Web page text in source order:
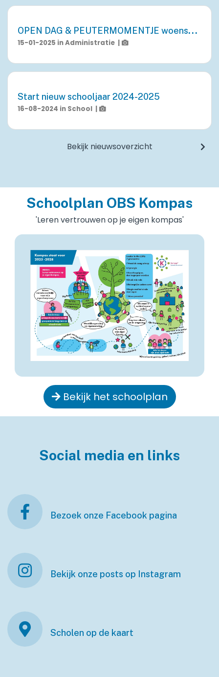
O
PEN DAG & PEUTERMOMENTJE woensdag
15-01-2025 inAdministratie |
Start nieuw schooljaar 2024-2025
16-08-2024 in School |
Bekijk nieuwsoverzicht
Schoolplan OBS Kompas
'Leren vertrouwen op je eigen kompas'
Bekijk het schoolplan
Social media en links
Bezoek onze Facebook pagina
Bekijk onze posts op Instagram
Scholen op de kaart